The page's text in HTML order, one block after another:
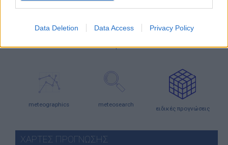
Data Deletion Data Access Privacy Policy
δεδομένα
meteographics meteosearch
ειδικές προγνώσεις
ΧΑΡΤΕΣ ΠΡΟΓΝΩΣΗΣ